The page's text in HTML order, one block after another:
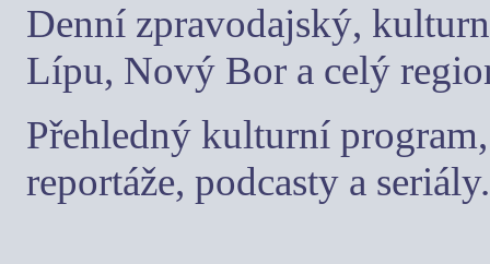
Denní zpravodajský,
Lípu, Nový Bor a celý
Přehledný kulturní
reportáže, podcasty a seriály.